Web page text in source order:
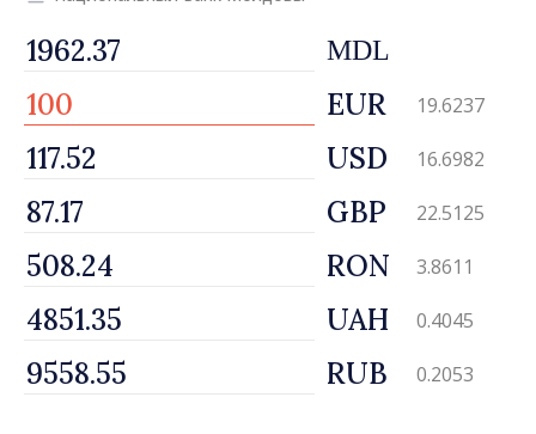
MDL
EUR 19.6237
USD 16.6982
GBP 22.5125
RON 3.8611
UAH 0.4045
RUB 0.2053